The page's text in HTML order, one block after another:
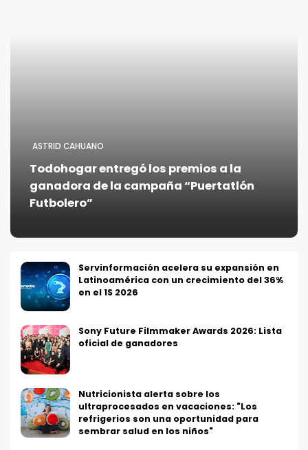
ASTRID CAHUANO
Todohogar entregó los premios a la
ganadora de la campaña “Puertatlón
Futbolero”
Servinformación acelera su expansión en
Latinoamérica con un crecimiento del 36%
en el 1S 2026
Sony Future Filmmaker Awards 2026: Lista
oficial de ganadores
Nutricionista alerta sobre los
ultraprocesados en vacaciones: "Los
refrigerios son una oportunidad para
sembrar salud en los niños"